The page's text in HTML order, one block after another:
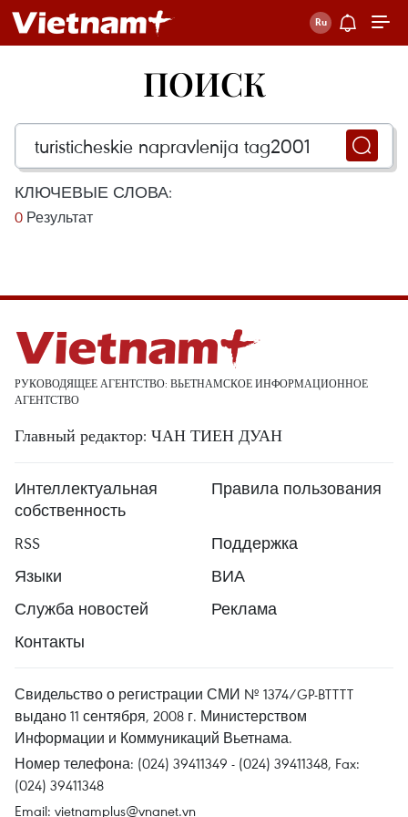
ПОИСК
КЛЮЧЕВЫЕ СЛОВА:
0 Результат
РУКОВОДЯЩЕЕ АГЕНТСТВО: ВЬЕТНАМСКОЕ ИНФОРМАЦИОННОЕ
АГЕНТСТВО
Главный редактор: ЧАН ТИЕН ДУАН
Интеллектуальная
собственность
Правила пользования
RSS
Поддержка
Языки
ВИА
Служба новостей
Реклама
Контакты
Свидельство о регистрации СМИ № 1374/GP-BTTTT
выдано 11 сентября, 2008 г. Министерством
Информации и Коммуникаций Вьетнама.
Номер телефона: (024) 39411349 - (024) 39411348, Fax:
(024) 39411348
Email: vietnamplus@vnanet.vn